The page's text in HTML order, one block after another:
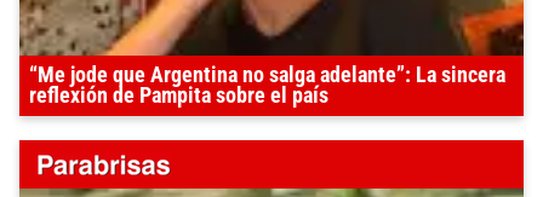
“Me jode que Argentina no salga adelante”: La sincera
reflexión de Pampita sobre el país